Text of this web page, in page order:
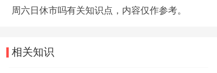
周六日休市吗有关知识点，内容仅作参考。
相关知识